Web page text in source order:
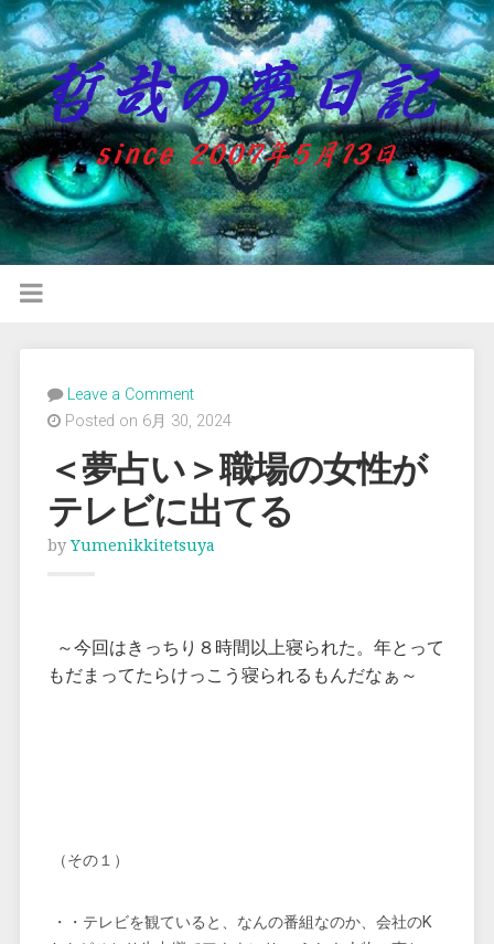
Leave a Comment
Posted on 6月 30, 2024
＜夢占い＞職場の女性が
テレビに出てる
byYumenikkitetsuya
～今回はきっちり８時間以上寝られた。年とって
もだまってたらけっこう寝られるもんだなぁ～
（その１）
・・テレビを観ていると、なんの番組なのか、会社のK